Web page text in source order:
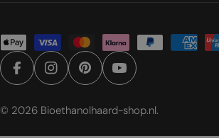
Betaalmethoden
FacebookInstagramPinterestYouTube
© 2026 Bioethanolhaard-shop.nl.